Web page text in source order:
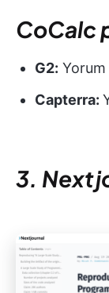
CoCalc
G2: Yorum
Capterra:
3.